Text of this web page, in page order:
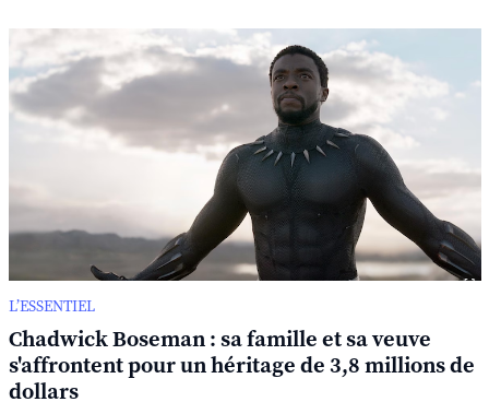
L’ESSENTIEL
Chadwick Boseman : sa famille et sa veuve
s'affrontent pour un héritage de 3,8 millions de
dollars